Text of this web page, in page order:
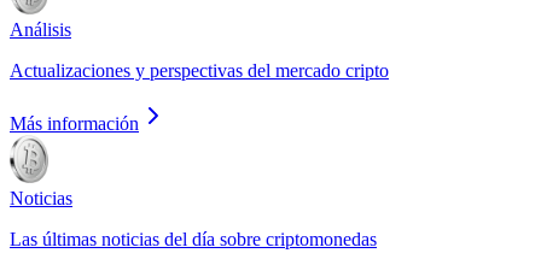
Análisis
Actualizaciones y perspectivas del mercado cripto
Más información
Noticias
Las últimas noticias del día sobre criptomonedas